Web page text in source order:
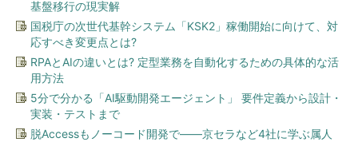
基盤移行の現実解
国税庁の次世代基幹システム「KSK2」稼働開始に向けて、対
応すべき変更点とは?
RPAとAIの違いとは? 定型業務を自動化するための具体的な活
用方法
5分で分かる「AI駆動開発エージェント」 要件定義から設計・
実装・テストまで
脱Accessもノーコード開発で――京セラなど4社に学ぶ属人